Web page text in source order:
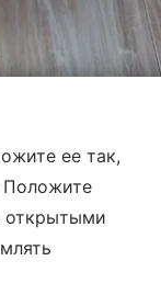
ее так,
Положите
открытыми